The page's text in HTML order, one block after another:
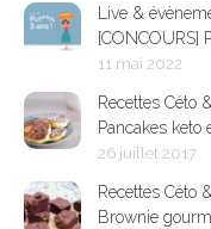
Live &
[CONCOURS]
11 mai 2022
Recettes Céto
Pancakes keto
26 juillet 2017
Recettes Céto
Brownie